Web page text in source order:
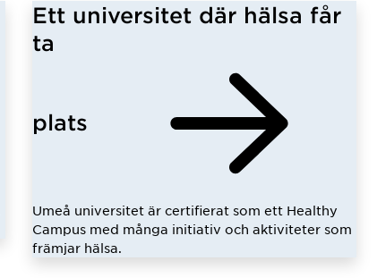
Ett universitet där hälsa får
ta
plats
Umeå universitet är certifierat som ett Healthy
Campus med många initiativ och aktiviteter som
främjar hälsa.